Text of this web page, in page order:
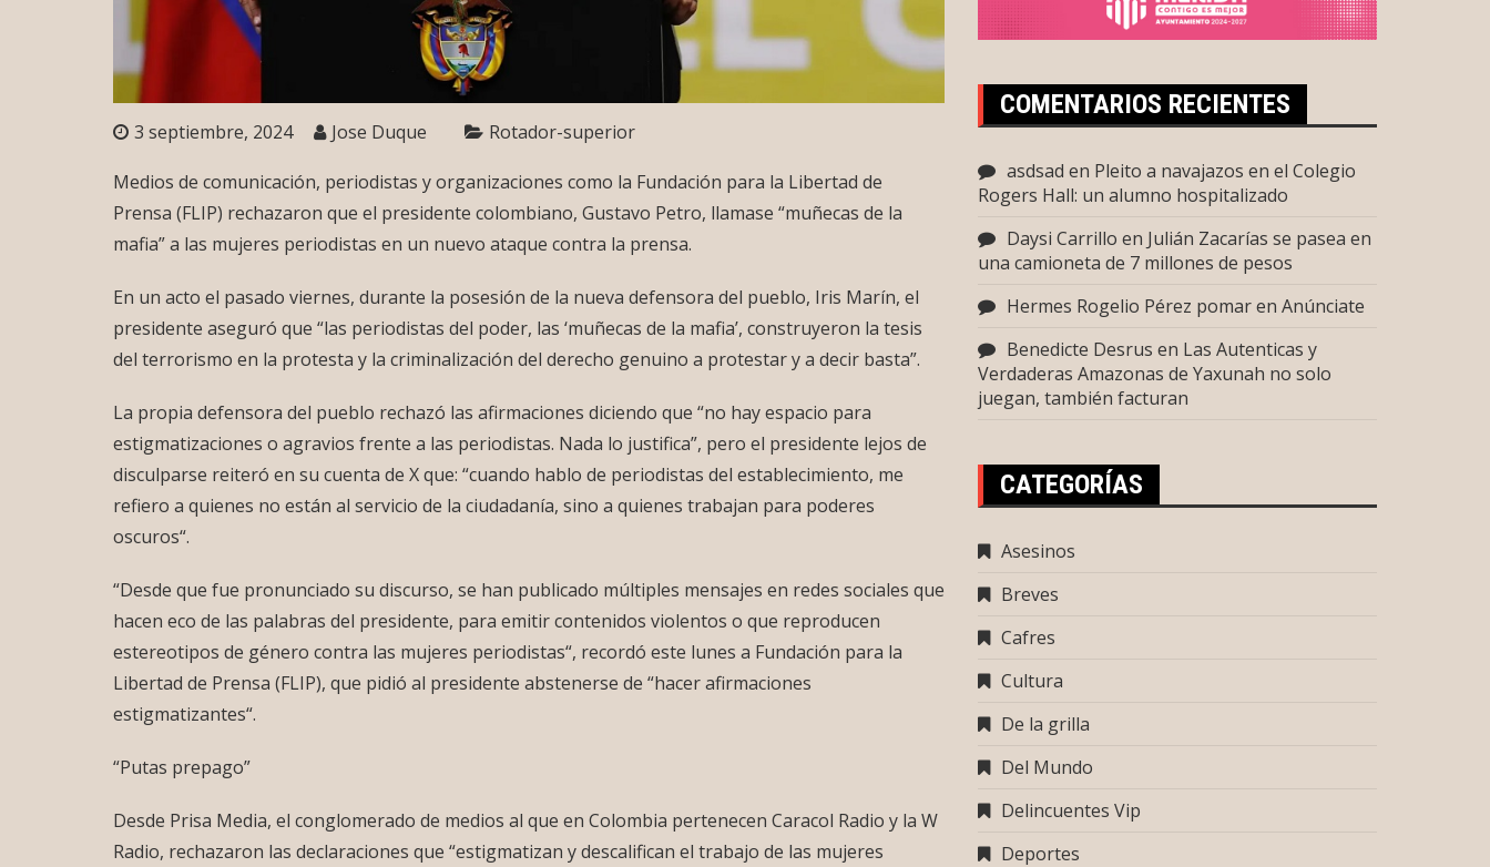
3 septiembre, 2024 Jose Duque Rotador-superior
Medios de comunicación, periodistas y organizaciones como la Fundación para la Libertad de
Prensa (FLIP) rechazaron que el presidente colombiano, Gustavo Petro, llamase “muñecas de la
mafia” a las mujeres periodistas en un nuevo ataque contra la prensa.
En un acto el pasado viernes, durante la posesión de la nueva defensora del pueblo, Iris Marín, el
presidente aseguró que “las periodistas del poder, las ‘muñecas de la mafia’, construyeron la tesis
del terrorismo en la protesta y la criminalización del derecho genuino a protestar y a decir basta”.
La propia defensora del pueblo rechazó las afirmaciones diciendo que “no hay espacio para
estigmatizaciones o agravios frente a las periodistas. Nada lo justifica”, pero el presidente lejos de
disculparse reiteró en su cuenta de X que: “cuando hablo de periodistas del establecimiento, me
refiero a quienes no están al servicio de la ciudadanía, sino a quienes trabajan para poderes
oscuros“.
“Desde que fue pronunciado su discurso, se han publicado múltiples mensajes en redes sociales que
hacen eco de las palabras del presidente, para emitir contenidos violentos o que reproducen
estereotipos de género contra las mujeres periodistas“, recordó este lunes a Fundación para la
Libertad de Prensa (FLIP), que pidió al presidente abstenerse de “hacer afirmaciones
estigmatizantes“.
“Putas prepago”
Desde Prisa Media, el conglomerado de medios al que en Colombia pertenecen Caracol Radio y la W
Radio, rechazaron las declaraciones que “estigmatizan y descalifican el trabajo de las mujeres
COMENTARIOS RECIENTES
asdsad en Pleito a navajazos en el Colegio
Rogers Hall: un alumno hospitalizado
Daysi Carrillo en Julián Zacarías se pasea en
una camioneta de 7 millones de pesos
Hermes Rogelio Pérez pomaren Anúnciate
Benedicte Desrus en Las Autenticas y
Verdaderas Amazonas de Yaxunah no solo
juegan, también facturan
CATEGORÍAS
Asesinos
Breves
Cafres
Cultura
De la grilla
Del Mundo
Delincuentes Vip
Deportes